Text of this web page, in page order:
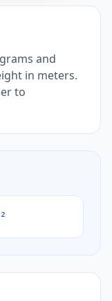
and
in meters.
to